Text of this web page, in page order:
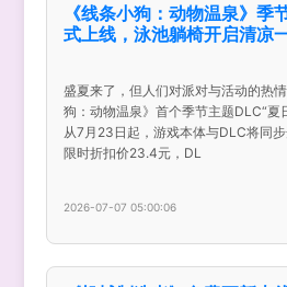
《线条小狗：动物温泉》季
式上线，泳池躺椅开启清凉
盛夏来了，但人们对派对与活动的热
狗：动物温泉》首个季节主题DLC“夏
从7月23日起，游戏本体与DLC将同
限时折扣价23.4元，DL
2026-07-07 05:00:06